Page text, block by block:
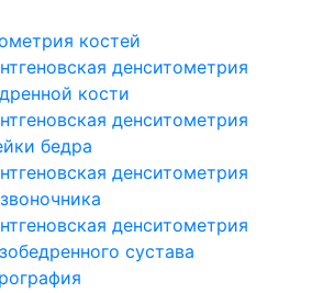
костей
денситометрия
кости
денситометрия
бедра
денситометрия
денситометрия
сустава